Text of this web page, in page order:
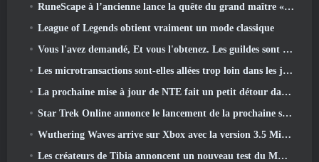
RuneScape à l’ancienne lance la quête du grand maître « La Lune de sang se lève », Mettre fin à une série de quêtes de 20 ans
League of Legends obtient vraiment un mode classique
Vous l'avez demandé, Et vous l'obtenez. Les guildes sont maintenant disponibles dans Eterspire
Les microtransactions sont-elles allées trop loin dans les jeux gratuits?
La prochaine mise à jour de NTE fait un petit détour dans un jeu de table fantastique
Star Trek Online annonce le lancement de la prochaine saison « Undiscovered »
Wuthering Waves arrive sur Xbox avec la version 3.5 Mise à jour
Les créateurs de Tibia annoncent un nouveau test du MMORPG Zombie à l'ancienne, Persister en ligne